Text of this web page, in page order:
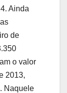
Ainda
de
o valor
2013,
Naquele